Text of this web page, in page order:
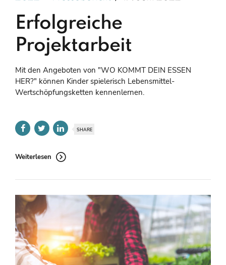
Erfolgreiche
Projektarbeit
Mit den Angeboten von "WO KOMMT DEIN ESSEN
HER?" können Kinder spielerisch Lebensmittel-
Wertschöpfungsketten kennenlernen.
SHARE
Weiterlesen